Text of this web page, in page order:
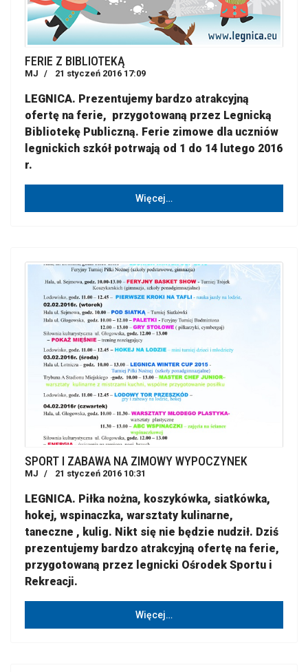
FERIE Z BIBLIOTEKĄ
MJ 21 styczeń 2016 17:09
LEGNICA. Prezentujemy bardzo atrakcyjną
ofertę na ferie, przygotowaną przez Legnicką
Bibliotekę Publiczną. Ferie zimowe dla uczniów
legnickich szkół potrwają od 1 do 14 lutego 2016
r.
Więcej…
SPORT I ZABAWA NA ZIMOWY WYPOCZYNEK
MJ 21 styczeń 2016 10:31
LEGNICA. Piłka nożna, koszykówka, siatkówka,
hokej, wspinaczka, warsztaty kulinarne,
taneczne , kulig. Nikt się nie będzie nudził. Dziś
prezentujemy bardzo atrakcyjną ofertę na ferie,
przygotowaną przez legnicki Ośrodek Sportu i
Rekreacji.
Więcej…